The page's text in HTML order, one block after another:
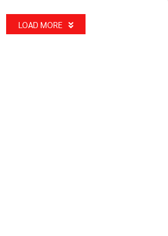
LOAD MORE